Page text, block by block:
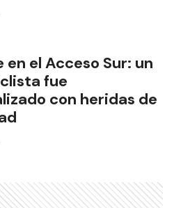
en el Acceso Sur: un
fue
con heridas de